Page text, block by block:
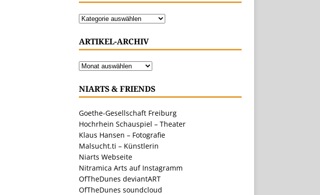
ARTIKEL-ARCHIV
NIARTS & FRIENDS
Goethe-Gesellschaft Freiburg
Hochrhein Schauspiel – Theater
Klaus Hansen – Fotografie
Malsucht.ti – Künstlerin
Niarts Webseite
Nitramica Arts auf Instagramm
OfTheDunes deviantART
OfTheDunes soundcloud